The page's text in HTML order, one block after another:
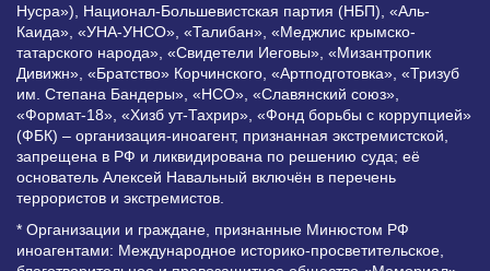
Нусра»), Национал-Большевистская партия (НБП), «Аль-
Каида», «УНА-УНСО», «Талибан», «Меджлис крымско-
татарского народа», «Свидетели Иеговы», «Мизантропик
Дивижн», «Братство» Корчинского, «Артподготовка», «Тризуб
им. Степана Бандеры», «НСО», «Славянский союз»,
«Формат-18», «Хизб ут-Тахрир», «Фонд борьбы с коррупцией»
(ФБК) – организация-иноагент, признанная экстремистской,
запрещена в РФ и ликвидирована по решению суда; её
основатель Алексей Навальный включён в перечень
террористов и экстремистов.
* Организации и граждане, признанные Минюстом РФ
иноагентами: Международное историко-просветительское,